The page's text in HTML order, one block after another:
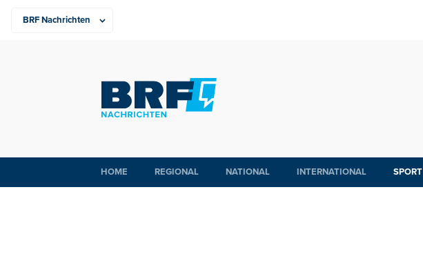
HOME REGIONAL NATIONAL INTERNATIONAL SPORT